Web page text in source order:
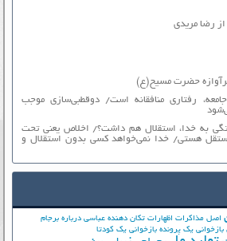
از رضا مریدی
حضرت مسیح(ع)
رفتاری منافقانه است/ دوقطبی‌سازی موجب
به خدا، استقلال هم داشت؟/ اخلاص یعنی تحت
هستی/ خدا نمی‌خواهد کسی بدون استقلال و
اصل مذاکرات اظهارات تکان دهنده عباسی درباره برجام
بازخوانی یک پرونده بازخوانی یک کودتا